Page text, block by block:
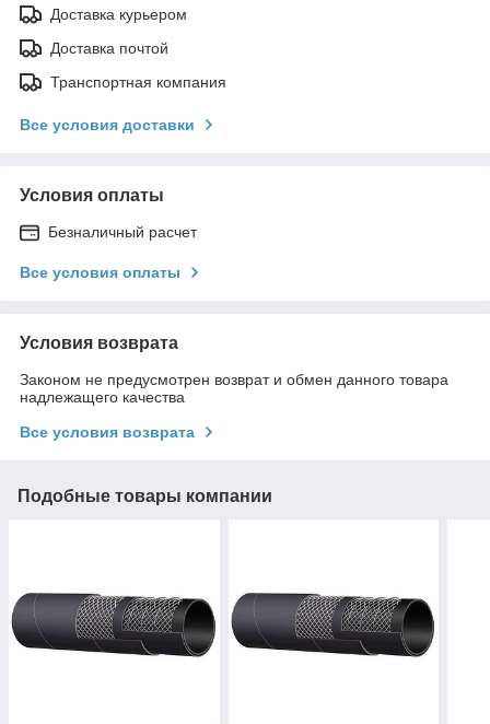
Доставка курьером
Доставка почтой
Транспортная компания
Все условия доставки
Условия оплаты
Безналичный расчет
Все условия оплаты
Условия возврата
Законом не предусмотрен возврат и обмен данного товара
надлежащего качества
Все условия возврата
Подобные товары компании